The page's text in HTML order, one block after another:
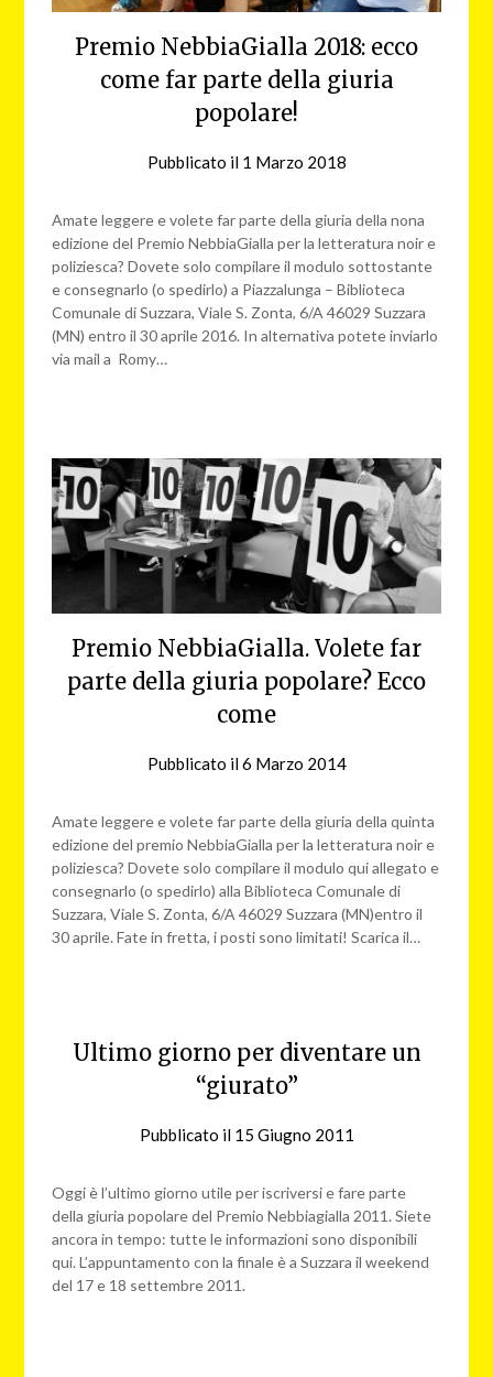
Premio NebbiaGialla 2018: ecco
come far parte della giuria
popolare!
Pubblicato il 1 Marzo 2018
Amate leggere e volete far parte della giuria della nona
edizione del Premio NebbiaGialla per la letteratura noir e
poliziesca? Dovete solo compilare il modulo sottostante
e consegnarlo (o spedirlo) a Piazzalunga – Biblioteca
Comunale di Suzzara, Viale S. Zonta, 6/A 46029 Suzzara
(MN) entro il 30 aprile 2016. In alternativa potete inviarlo
via mail a Romy…
Premio NebbiaGialla. Volete far
parte della giuria popolare? Ecco
come
Pubblicato il6 Marzo 2014da
Amate leggere e volete far parte della giuria della quinta
edizione del premio NebbiaGialla per la letteratura noir e
poliziesca? Dovete solo compilare il modulo qui allegato e
consegnarlo (o spedirlo) alla Biblioteca Comunale di
Suzzara, Viale S. Zonta, 6/A 46029 Suzzara (MN)entro il
30 aprile. Fate in fretta, i posti sono limitati! Scarica il…
Ultimo giorno per diventare un
“giurato”
Pubblicato il 15 Giugno 2011
Oggi è l’ultimo giorno utile per iscriversi e fare parte
della giuria popolare del Premio Nebbiagialla 2011. Siete
ancora in tempo: tutte le informazioni sono disponibili
qui. L’appuntamento con la finale è a Suzzara il weekend
del 17 e 18 settembre 2011.